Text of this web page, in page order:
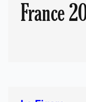
France